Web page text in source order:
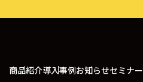
商品紹介導入事例お知らせセミナー